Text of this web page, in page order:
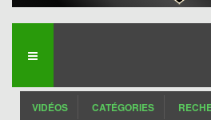
VIDÉOS CATÉGORIES